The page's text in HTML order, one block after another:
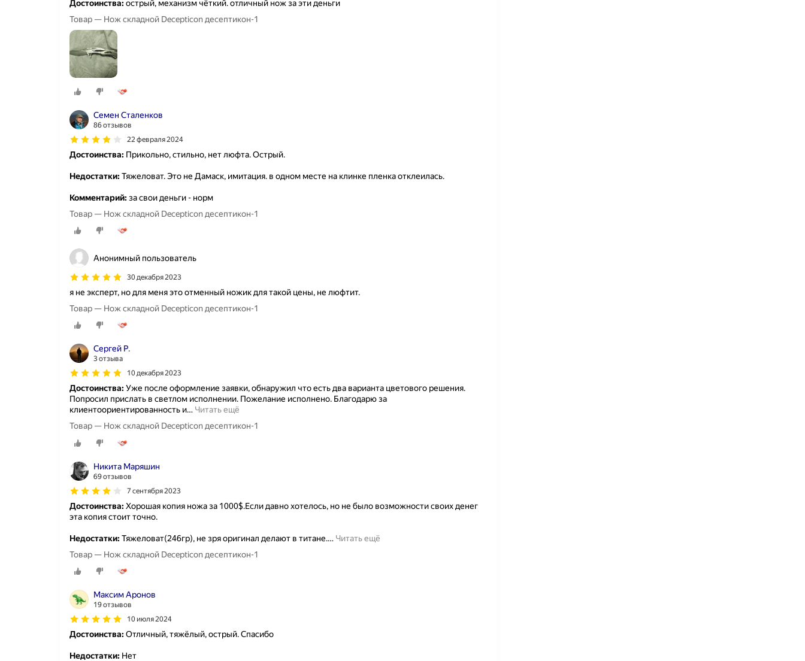
Достоинства:острый, механизм чёткий. отличный нож за эти деньги
Товар — Нож складной Decepticon десептикон-1
Семен Сталенков
86 отзывов
22 февраля 2024
Достоинства: Прикольно, стильно, нет люфта. Острый.
Недостатки:Тяжеловат. Это не Дамаск, имитация. в одном месте на клинке пленка отклеилась.
Комментарий:за свои деньги - норм
Товар — Нож складной Decepticon десептикон-1
Анонимный пользователь
30 декабря 2023
я не эксперт, но для меня это отменный ножик для такой цены, не люфтит.
Товар — Нож складной Decepticon десептикон-1
Сергей Р.
3 отзыва
10 декабря 2023
Достоинства:Уже после оформление заявки, обнаружил что есть два варианта цветового решения.
Попросил прислать в светлом исполнении. Пожелание исполнено. Благодарю за
клиентоориентированность и… Читать ещё
Товар — Нож складной Decepticon десептикон-1
Никита Маряшин
69 отзывов
7 сентября 2023
Достоинства:Хорошая копия ножа за 1000$.Если давно хотелось, но не было возможности своих денег
эта копия стоит точно.
Недостатки:Тяжеловат(246гр), не зря оригинал делают в титане.… Читать ещё
Товар — Нож складной Decepticon десептикон-1
Максим Аронов
19 отзывов
10 июля 2024
Достоинства:Отличный, тяжёлый, острый. Спасибо
Недостатки: Нет